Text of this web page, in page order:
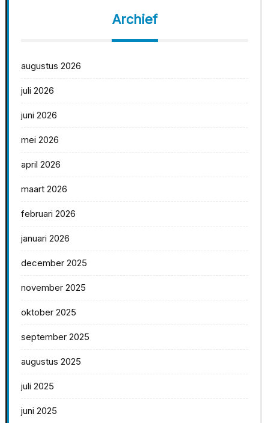
Archief
augustus 2026
juli 2026
juni 2026
mei 2026
april 2026
maart 2026
februari 2026
januari 2026
december 2025
november 2025
oktober 2025
september 2025
augustus 2025
juli 2025
juni 2025